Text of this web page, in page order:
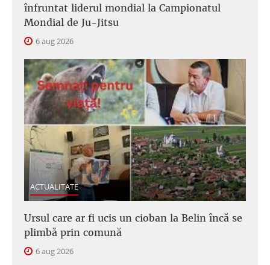
înfruntat liderul mondial la Campionatul
Mondial de Ju-Jitsu
6 aug 2026
ACTUALITATE
Ursul care ar fi ucis un cioban la Belin încă se
plimbă prin comună
6 aug 2026